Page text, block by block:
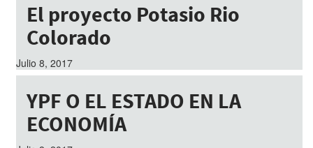
El proyecto Potasio Rio
Colorado
Julio 8, 2017
YPF O EL ESTADO EN LA
ECONOMÍA